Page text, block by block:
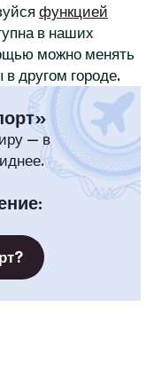
функцией
в наших
можно менять
другом городе.
— в
: